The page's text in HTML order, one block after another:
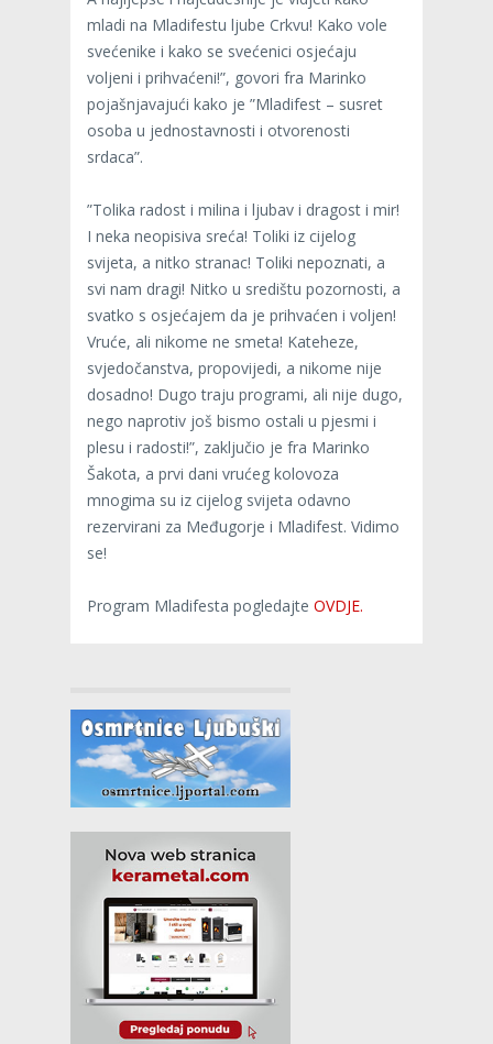
mladi na Mladifestu ljube Crkvu! Kako vole
svećenike i kako se svećenici osjećaju
voljeni i prihvaćeni!”, govori fra Marinko
pojašnjavajući kako je ”Mladifest – susret
osoba u jednostavnosti i otvorenosti
srdaca”.
”Tolika radost i milina i ljubav i dragost i mir!
I neka neopisiva sreća! Toliki iz cijelog
svijeta, a nitko stranac! Toliki nepoznati, a
svi nam dragi! Nitko u središtu pozornosti, a
svatko s osjećajem da je prihvaćen i voljen!
Vruće, ali nikome ne smeta! Kateheze,
svjedočanstva, propovijedi, a nikome nije
dosadno! Dugo traju programi, ali nije dugo,
nego naprotiv još bismo ostali u pjesmi i
plesu i radosti!”, zaključio je fra Marinko
Šakota, a prvi dani vrućeg kolovoza
mnogima su iz cijelog svijeta odavno
rezervirani za Međugorje i Mladifest. Vidimo
se!
Program Mladifesta pogledajte OVDJE.